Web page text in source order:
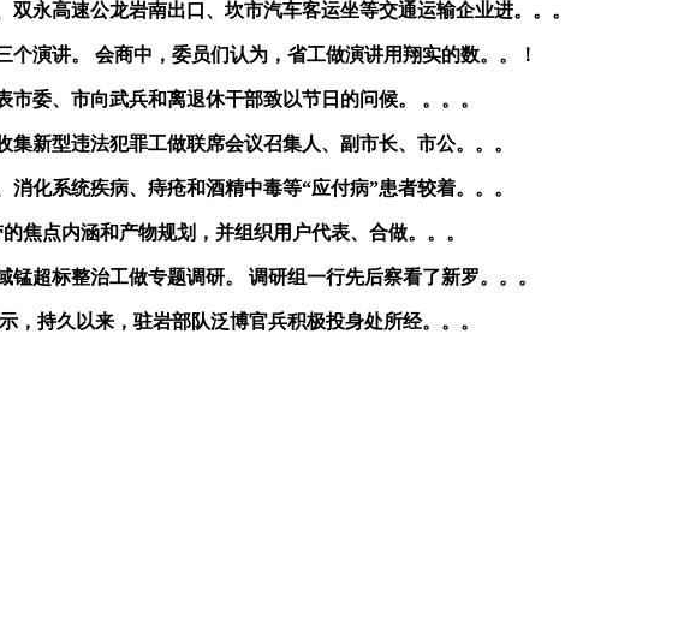
高速公龙岩南出口、坎市汽车客运坐等交通运输企业进。。。
演讲。 会商中，委员们认为，省工做演讲用翔实的数。。！
委、市向武兵和离退休干部致以节日的问候。 。。。
新型违法犯罪工做联席会议召集人、副市长、市公。。。
系统疾病、痔疮和酒精中毒等“应付病”患者较着。。。
点内涵和产物规划，并组织用户代表、合做。。。
标整治工做专题调研。 调研组一行先后察看了新罗。。。
持久以来，驻岩部队泛博官兵积极投身处所经。。。